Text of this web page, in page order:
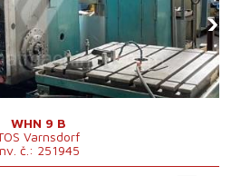
›
WHN 9 B
Varnsdorf
č.: 251945